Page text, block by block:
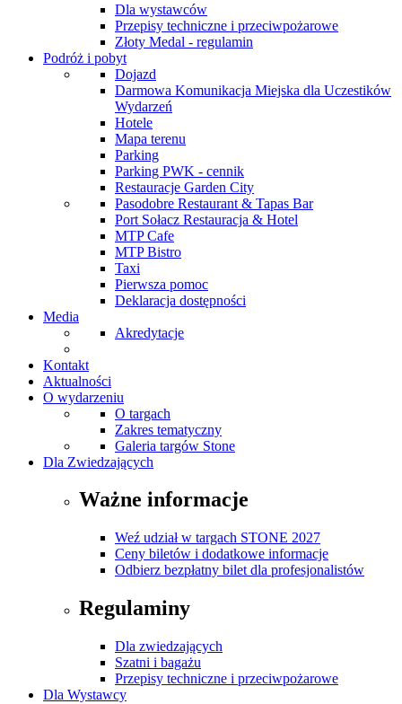
Dla wystawców
Przepisy techniczne i przeciwpożarowe
Złoty Medal - regulamin
Podróż i pobyt
Dojazd
Darmowa Komunikacja Miejska dla Uczestików
Wydarzeń
Hotele
Mapa terenu
Parking
Parking PWK - cennik
Restauracje Garden City
Pasodobre Restaurant & Tapas Bar
Port Sołacz Restauracja & Hotel
MTP Cafe
MTP Bistro
Taxi
Pierwsza pomoc
Deklaracja dostępności
Media
Akredytacje
Kontakt
Aktualności
O wydarzeniu
O targach
Zakres tematyczny
Galeria targów Stone
Dla Zwiedzających
Ważne informacje
Weź udział w targach STONE 2027
Ceny biletów i dodatkowe informacje
Odbierz bezpłatny bilet dla profesjonalistów
Regulaminy
Dla zwiedzających
Szatni i bagażu
Przepisy techniczne i przeciwpożarowe
Dla Wystawcy